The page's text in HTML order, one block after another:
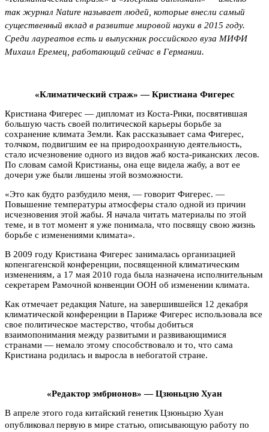
так журнал Nature называет людей, которые внесли самый
существенный вклад в развитие мировой науки в 2015 году.
Среди лауреатов есть и выпускник российского вуза МИФИ
Михаил Еремец, работающий сейчас в Германии.
«Климатический страж» — Кристиана Фигерес
Кристиана Фигерес — дипломат из Коста-Рики, посвятившая
большую часть своей политической карьеры борьбе за
сохранение климата Земли. Как рассказывает сама Фигерес,
толчком, подвигшим ее на природоохранную деятельность,
стало исчезновение одного из видов жаб коста-риканских лесов.
По словам самой Кристианы, она еще видела жабу, а вот ее
дочери уже были лишены этой возможности.
«Это как будто разбудило меня, — говорит Фигерес. —
Повышение температуры атмосферы стало одной из причин
исчезновения этой жабы. Я начала читать материалы по этой
теме, и в тот момент я уже понимала, что посвящу свою жизнь
борьбе с изменениями климата».
В 2009 году Кристиана Фигерес занималась организацией
копенгагенской конференции, посвященной климатическим
изменениям, а 17 мая 2010 года была назначена исполнительным
секретарем Рамочной конвенции ООН об изменении климата.
Как отмечает редакция Nature, на завершившейся 12 декабря
климатической конференции в Париже Фигерес использовала все
свое политическое мастерство, чтобы добиться
взаимопонимания между развитыми и развивающимися
странами — немало этому способствовало и то, что сама
Кристиана родилась и выросла в небогатой стране.
«Редактор эмбрионов» — Цзюньцзю Хуан
В апреле этого года китайский генетик Цзюньцзю Хуан
опубликовал первую в мире статью, описывающую работу по